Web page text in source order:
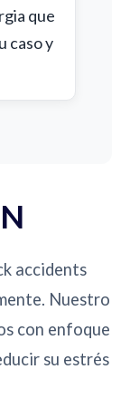
que
caso y
accidents
Nuestro
con enfoque
su estrés